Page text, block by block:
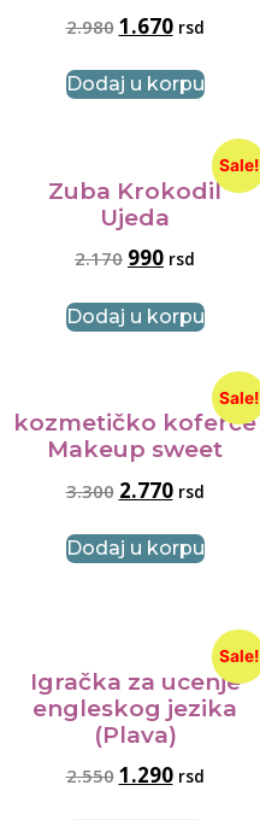
2.980 1.670 rsd
Dodaj u korpu
Sale!
Zuba Krokodil
Ujeda
2.170 990 rsd
Dodaj u korpu
Sale!
kozmetičko koferče
Makeup sweet
3.300 2.770 rsd
Dodaj u korpu
Sale!
Igračka za ucenje
engleskog jezika
(Plava)
2.550 1.290 rsd